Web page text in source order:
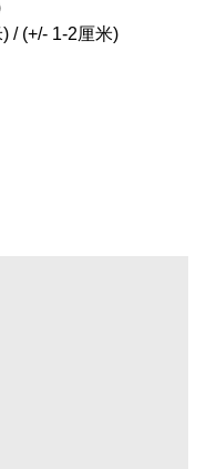
/ (+/- 1-2厘米)